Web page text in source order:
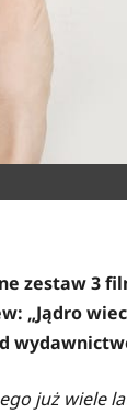
zestaw 3
„Jądro
już wiele